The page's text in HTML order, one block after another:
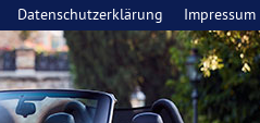
Datenschutzerklärung Impressum